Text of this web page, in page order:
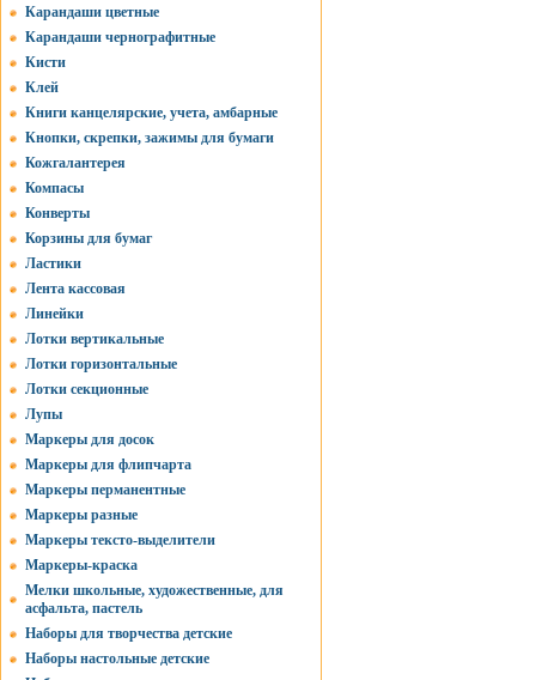
Карандаши цветные
Карандаши чернографитные
Кисти
Клей
Книги канцелярские, учета, амбарные
Кнопки, скрепки, зажимы для бумаги
Кожгалантерея
Компасы
Конверты
Корзины для бумаг
Ластики
Лента кассовая
Линейки
Лотки вертикальные
Лотки горизонтальные
Лотки секционные
Лупы
Маркеры для досок
Маркеры для флипчарта
Маркеры перманентные
Маркеры разные
Маркеры тексто-выделители
Маркеры-краска
Мелки школьные, художественные, для
асфальта, пастель
Наборы для творчества детские
Наборы настольные детские